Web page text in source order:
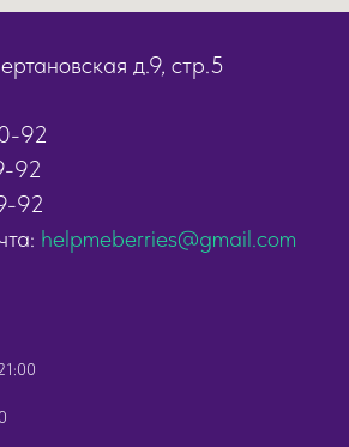
д.9, стр.5
92
92
92
helpmeberries@gmail.com